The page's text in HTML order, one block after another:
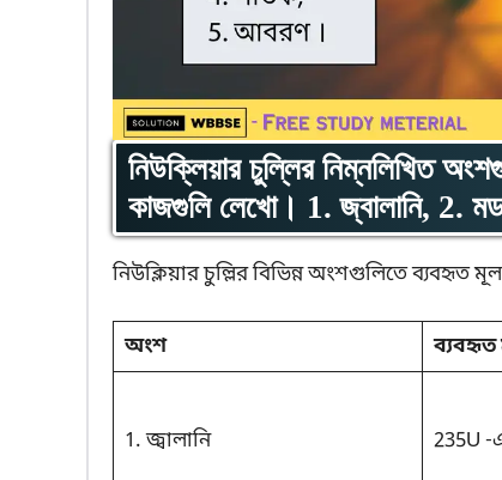
নিউক্লিয়ার চুল্লির নিম্নলিখিত
কাজগুলি লেখো। 1. জ্বালানি, 2.
নিউক্লিয়ার চুল্লির বিভিন্ন অংশগুলিতে ব্যবহৃত
অংশ
1. জ্বালানি 235U -